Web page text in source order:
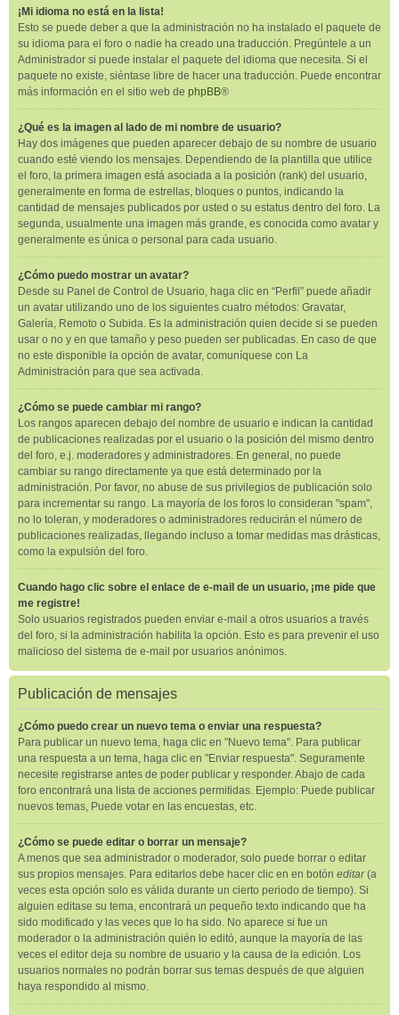
¡Mi idioma no está en la lista!
Esto se puede deber a que la administración no ha instalado el paquete de
su idioma para el foro o nadie ha creado una traducción. Pregúntele a un
Administrador si puede instalar el paquete del idioma que necesita. Si el
paquete no existe, siéntase libre de hacer una traducción. Puede encontrar
más información en el sitio web de phpBB®
¿Qué es la imagen al lado de mi nombre de usuario?
Hay dos imágenes que pueden aparecer debajo de su nombre de usuario
cuando esté viendo los mensajes. Dependiendo de la plantilla que utilice
el foro, la primera imagen está asociada a la posición (rank) del usuario,
generalmente en forma de estrellas, bloques o puntos, indicando la
cantidad de mensajes publicados por usted o su estatus dentro del foro. La
segunda, usualmente una imagen más grande, es conocida como avatar y
generalmente es única o personal para cada usuario.
¿Cómo puedo mostrar un avatar?
Desde su Panel de Control de Usuario, haga clic en “Perfil” puede añadir
un avatar utilizando uno de los siguientes cuatro métodos: Gravatar,
Galería, Remoto o Subida. Es la administración quien decide si se pueden
usar o no y en que tamaño y peso pueden ser publicadas. En caso de que
no este disponible la opción de avatar, comuníquese con La
Administración para que sea activada.
¿Cómo se puede cambiar mi rango?
Los rangos aparecen debajo del nombre de usuario e indican la cantidad
de publicaciones realizadas por el usuario o la posición del mismo dentro
del foro, e.j. moderadores y administradores. En general, no puede
cambiar su rango directamente ya que está determinado por la
administración. Por favor, no abuse de sus privilegios de publicación solo
para incrementar su rango. La mayoría de los foros lo consideran "spam",
no lo toleran, y moderadores o administradores reducirán el número de
publicaciones realizadas, llegando incluso a tomar medidas mas drásticas,
como la expulsión del foro.
Cuando hago clic sobre el enlace de e-mail de un usuario, ¡me pide que
me registre!
Solo usuarios registrados pueden enviar e-mail a otros usuarios a través
del foro, si la administración habilita la opción. Esto es para prevenir el uso
malicioso del sistema de e-mail por usuarios anónimos.
Publicación de mensajes
¿Cómo puedo crear un nuevo tema o enviar una respuesta?
Para publicar un nuevo tema, haga clic en "Nuevo tema". Para publicar
una respuesta a un tema, haga clic en "Enviar respuesta". Seguramente
necesite registrarse antes de poder publicar y responder. Abajo de cada
foro encontrará una lista de acciones permitidas. Ejemplo: Puede publicar
nuevos temas, Puede votar en las encuestas, etc.
¿Cómo se puede editar o borrar un mensaje?
A menos que sea administrador o moderador, solo puede borrar o editar
sus propios mensajes. Para editarlos debe hacer clic en en botón editar(a
veces esta opción solo es válida durante un cierto periodo de tiempo). Si
alguien editase su tema, encontrará un pequeño texto indicando que ha
sido modificado y las veces que lo ha sido. No aparece si fue un
moderador o la administración quién lo editó, aunque la mayoría de las
veces el editor deja su nombre de usuario y la causa de la edición. Los
usuarios normales no podrán borrar sus temas después de que alguien
haya respondido al mismo.